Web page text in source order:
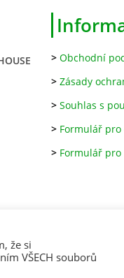
> Obchodní
> Zásady
> Souhlas s
> Formulář
> Formulář
že si
VŠECH souborů